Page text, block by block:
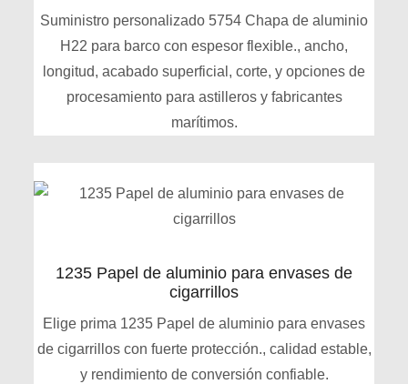
Suministro personalizado 5754 Chapa de aluminio
H22 para barco con espesor flexible., ancho,
longitud, acabado superficial, corte, y opciones de
procesamiento para astilleros y fabricantes
marítimos.
1235 Papel de aluminio para envases de
cigarrillos
Elige prima 1235 Papel de aluminio para envases
de cigarrillos con fuerte protección., calidad estable,
y rendimiento de conversión confiable.